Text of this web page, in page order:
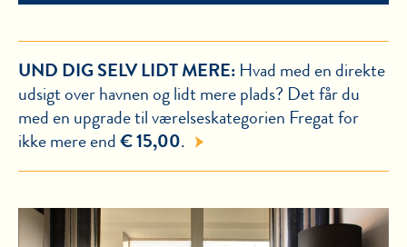
UND DIG SELV LIDT MERE: Hvad med en direkte
udsigt over havnen og lidt mere plads? Det får du
med en upgrade til værelseskategorien Fregat for
ikke mere end€ 15,00.